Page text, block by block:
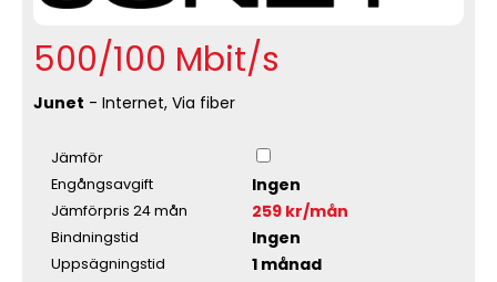
500/100 Mbit/s
Junet - Internet, Via fiber
Jämför
Engångsavgift
Ingen
Jämförpris 24 mån 259 kr/mån
Bindningstid Ingen
Uppsägningstid 1 månad